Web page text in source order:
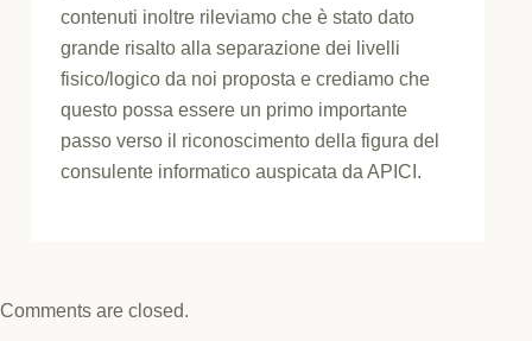
contenuti inoltre rileviamo che è stato dato
grande risalto alla separazione dei livelli
fisico/logico da noi proposta e crediamo che
questo possa essere un primo importante
passo verso il riconoscimento della figura del
consulente informatico auspicata da APICI.
Comments are closed.